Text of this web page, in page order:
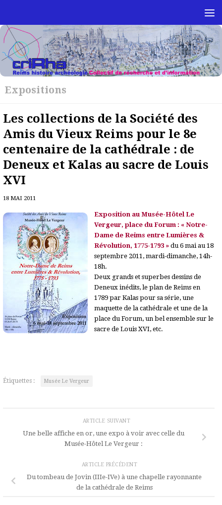
Expositions
Les collections de la Société des
Amis du Vieux Reims pour le 8e
centenaire de la cathédrale : de
Deneux et Kalas au sacre de Louis
XVI
18 MAI 2011
Exposition au Musée-Hôtel Le
Vergeur, place du Forum : « Notre-
Dame de Reims entre Lumières &
Révolution, 1775-1793 » du 6 mai au 18
septembre 2011, mardi-dimanche, 14h-
18h.
Deux grands et superbes dessins de
Deneux inédits, le plan de Reims en
1789 par Kalas pour sa série, une
maquette de la cathédrale et une de la
place du Forum, un bel ensemble sur le
sacre de Louis XVI, etc.
Étiquettes : Musée Le Vergeur
ARTICLE SUIVANT
Une belle affiche en or, une expo à voir avec celle du
Musée-Hôtel Le Vergeur :
ARTICLE PRÉCÉDENT
Du tombeau de Jovin (IIIe-IVe) à une chapelle rayonnante
de la cathédrale de Reims